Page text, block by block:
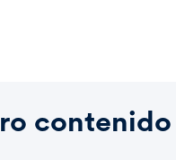
contenido